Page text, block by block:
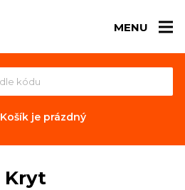
MENU
Košík je prázdný
Kryt